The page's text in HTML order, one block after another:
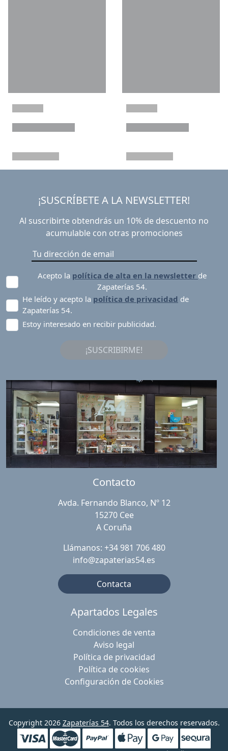
¡SUSCRÍBETE A LA NEWSLETTER!
Al suscribirte obtendrás un 10% de descuento no
acumulable con otras promociones
Acepto la política de alta en la newsletter de
Zapaterías 54.
He leído y acepto la política de privacidad de
Zapaterías 54.
Estoy interesado en recibir publicidad.
¡SUSCRIBIRME!
Contacto
Avda. Fernando Blanco, Nº 12
15270 Cee
A Coruña
Llámanos: +34 981 706 480
info@zapaterias54.es
Contacta
Apartados Legales
Condiciones de venta
Aviso legal
Política de privacidad
Política de cookies
Configuración de Cookies
Copyright 2026 Zapaterías 54. Todos los derechos reservados.